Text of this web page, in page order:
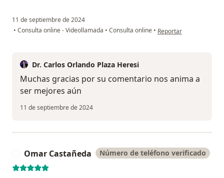
11 de septiembre de 2024
• Consulta online - Videollamada • Consulta online • en opinión del usuario
Reportar
Dr. Carlos Orlando Plaza Heresi
Muchas gracias por su comentario nos anima a
ser mejores aún
11 de septiembre de 2024
Omar Castañeda Número de teléfono verificado